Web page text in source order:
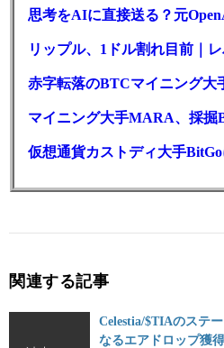
関連する記事
Celestia/$TIAのステ
なるエアドロップ獲